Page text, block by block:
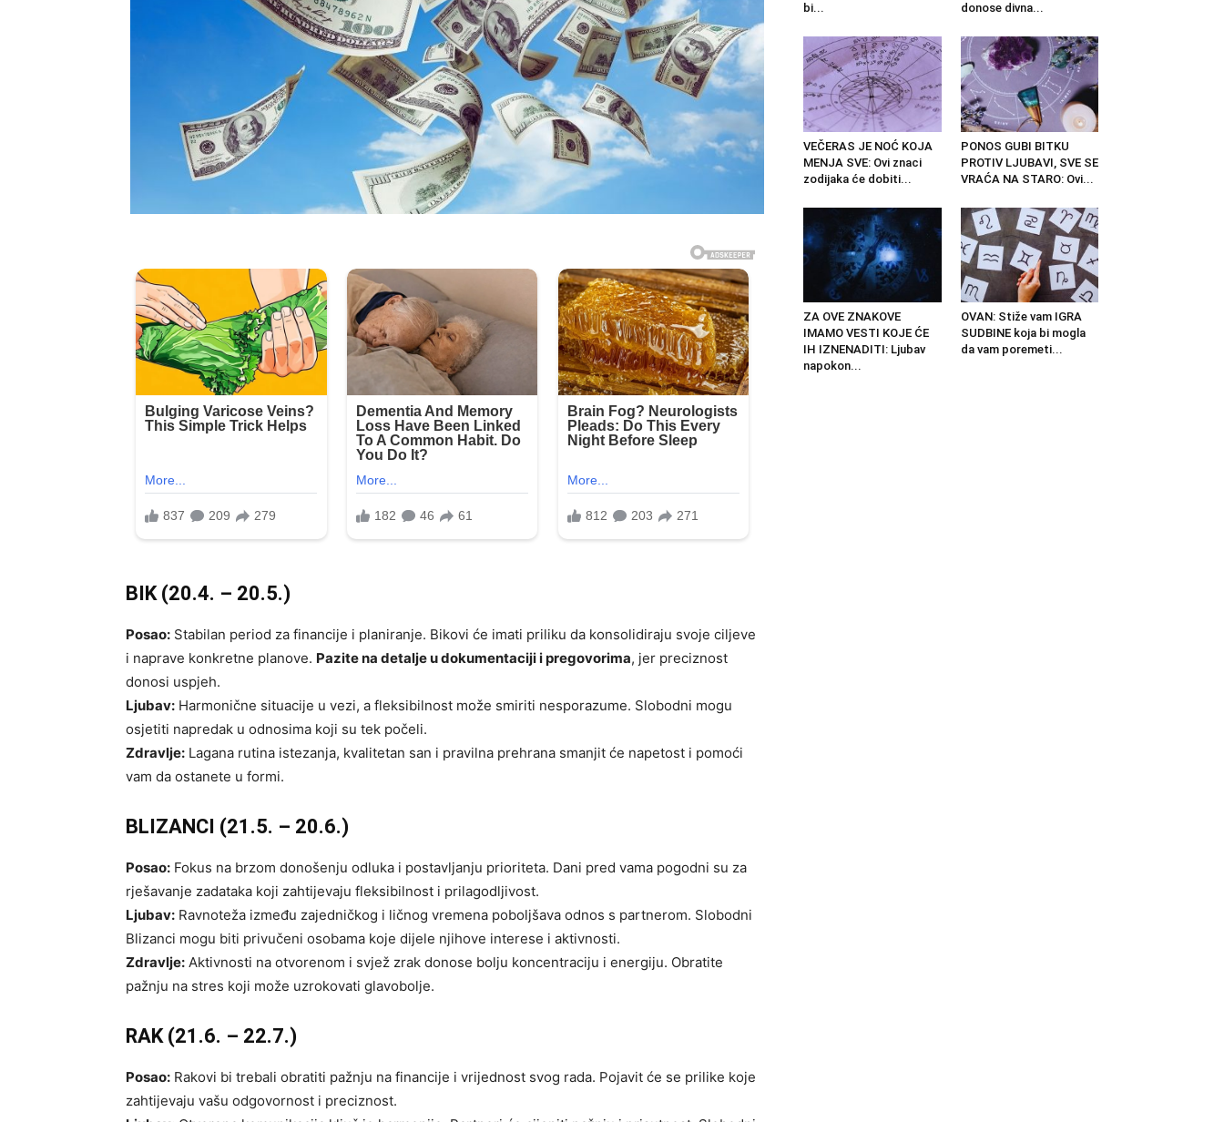
BIK (20.4. – 20.5.)
Posao: Stabilan period za financije i planiranje. Bikovi će imati priliku da konsolidiraju svoje ciljeve
i naprave konkretne planove. Pazite na detalje u dokumentaciji i pregovorima, jer preciznost
donosi uspjeh.
Ljubav: Harmonične situacije u vezi, a fleksibilnost može smiriti nesporazume. Slobodni mogu
osjetiti napredak u odnosima koji su tek počeli.
Zdravlje: Lagana rutina istezanja, kvalitetan san i pravilna prehrana smanjit će napetost i pomoći
vam da ostanete u formi.
BLIZANCI (21.5. – 20.6.)
Posao: Fokus na brzom donošenju odluka i postavljanju prioriteta. Dani pred vama pogodni su za
rješavanje zadataka koji zahtijevaju fleksibilnost i prilagodljivost.
Ljubav: Ravnoteža između zajedničkog i ličnog vremena poboljšava odnos s partnerom. Slobodni
Blizanci mogu biti privučeni osobama koje dijele njihove interese i aktivnosti.
Zdravlje: Aktivnosti na otvorenom i svjež zrak donose bolju koncentraciju i energiju. Obratite
pažnju na stres koji može uzrokovati glavobolje.
RAK (21.6. – 22.7.)
Posao: Rakovi bi trebali obratiti pažnju na financije i vrijednost svog rada. Pojavit će se prilike koje
zahtijevaju vašu odgovornost i preciznost.
bi...
donose divna...
VEČERAS JE NOĆ KOJA
MENJA SVE: Ovi znaci
zodijaka će dobiti...
PONOS GUBI BITKU
PROTIV LJUBAVI, SVE SE
VRAĆA NA STARO: Ovi...
ZA OVE ZNAKOVE
IMAMO VESTI KOJE ĆE
IH IZNENADITI: Ljubav
napokon...
OVAN: Stiže vam IGRA
SUDBINE koja bi mogla
da vam poremeti...